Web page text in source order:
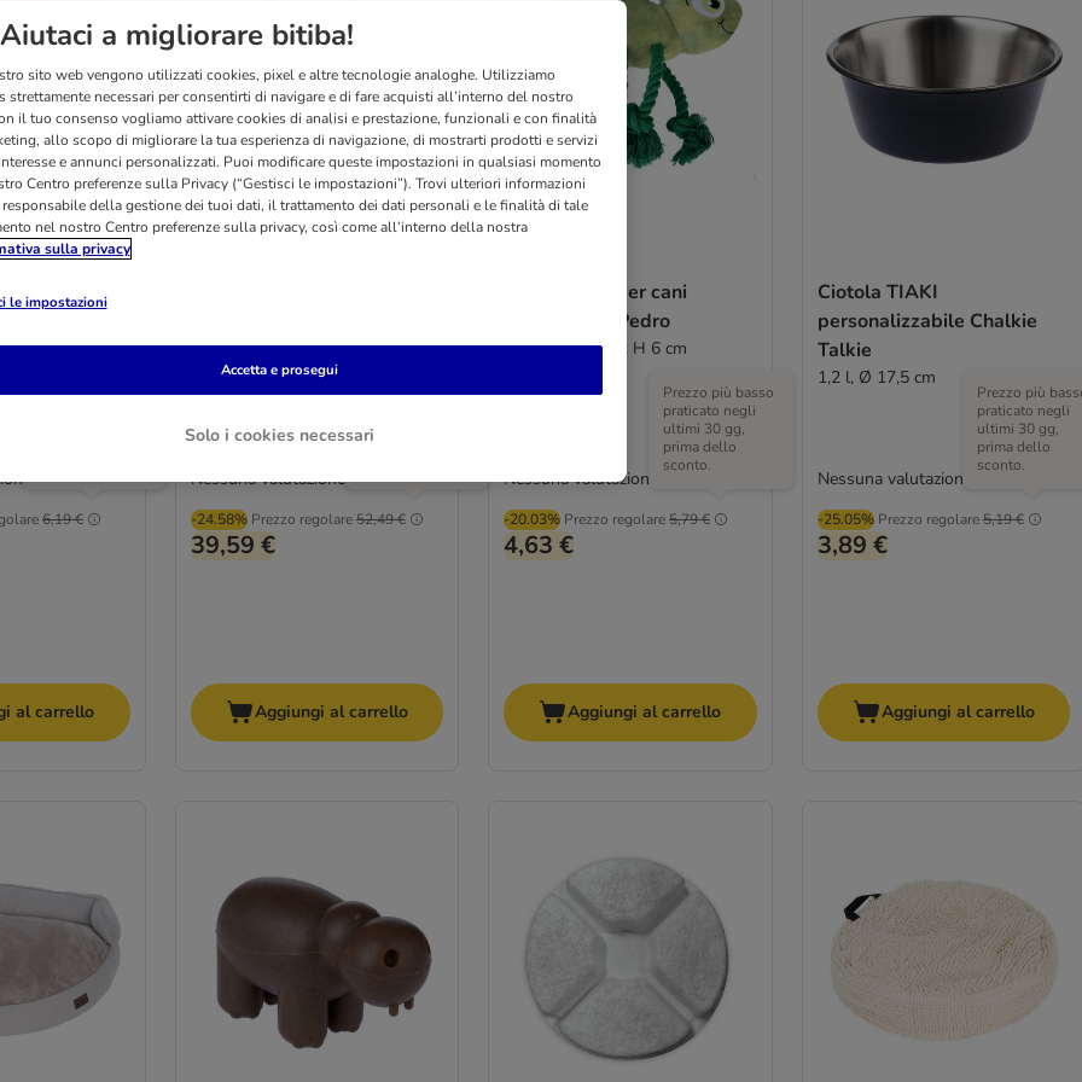
Paw
cm
6,19 €
Prezzo più basso
al carrello
13 l
-24.58% Prezzo regolare52,49 €
Prezzo più basso
ultimi 30 gg,
prima dello
39,59 €
Nessuna valutazione
Aggiungi al carrello
TIAKI Gioco per cani
Camaleonte Pedro
ca. L 28 x P 15 x H 6 cm
-20.03% Prezzo regolare5,79 €
Prezzo più basso
praticato negli
ultimi 30 gg,
prima dello
sconto.
4,63 €
Nessuna valutazione
Aggiungi al carrello
Ciotola TIAKI
personalizzabile Chalkie
Talkie
1,2 l, Ø 17,5 cm
-25.05% Prezzo regolare5,19 €
Prezzo più
praticato negli
ultimi 30 gg,
prima dello
sconto.
3,89 €
Nessuna valutazione
Aggiungi al carrello
Aiutaci a migliorare bitiba!
sito web vengono utilizzati cookies, pixel e altre tecnologie analoghe. Utilizziamo
strettamente necessari per consentirti di navigare e di fare acquisti all’interno del nostro
il tuo consenso vogliamo attivare cookies di analisi e prestazione, funzionali e con finalità
allo scopo di migliorare la tua esperienza di navigazione, di mostrarti prodotti e servizi
e annunci personalizzati. Puoi modificare queste impostazioni in qualsiasi momento
Centro preferenze sulla Privacy (“Gestisci le impostazioni”). Trovi ulteriori informazioni
della gestione dei tuoi dati, il trattamento dei dati personali e le finalità di tale
nel nostro Centro preferenze sulla privacy, così come all’interno della nostra
sulla privacy
le impostazioni
Solo i cookies necessari
Accetta e prosegui